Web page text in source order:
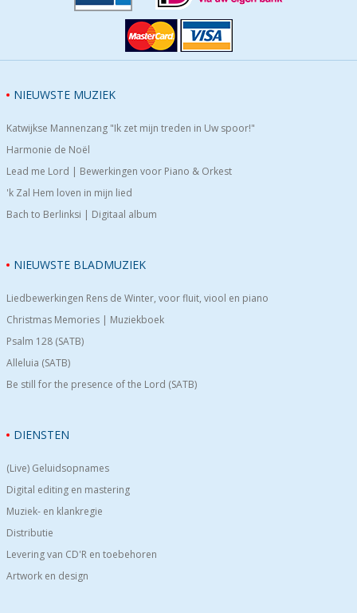
NIEUWSTE MUZIEK
Katwijkse Mannenzang "Ik zet mijn treden in Uw spoor!"
Harmonie de Noël
Lead me Lord | Bewerkingen voor Piano & Orkest
'k Zal Hem loven in mijn lied
Bach to Berlinksi | Digitaal album
NIEUWSTE BLADMUZIEK
Liedbewerkingen Rens de Winter, voor fluit, viool en piano
Christmas Memories | Muziekboek
Psalm 128 (SATB)
Alleluia (SATB)
Be still for the presence of the Lord (SATB)
DIENSTEN
(Live) Geluidsopnames
Digital editing en mastering
Muziek- en klankregie
Distributie
Levering van CD'R en toebehoren
Artwork en design